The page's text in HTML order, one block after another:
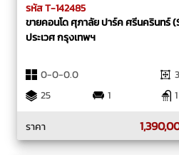
รหัส T-142485
ขายคอนโด ศุภาลัย ปาร์ค ศรีนครินทร์
ประเวศ กรุงเทพฯ
0-0-0.0
25
1 1
ราคา